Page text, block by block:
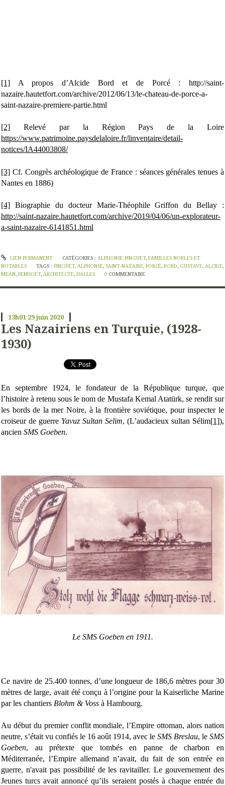
[1] A propos d’Alcide Bord et de Porcé : http://saint-
nazaire.hautetfort.com/archive/2012/06/13/le-chateau-de-porce-a-
saint-nazaire-premiere-partie.html
[2]
Relevé par la Région Pays de la Loire
https://www.patrimoine.paysdelaloire.fr/linventaire/detail-
notices/IA44003808/
[3] Cf. Congrès archéologique de France : séances générales tenues à
Nantes en 1886)
[4] Biographie du docteur Marie-Théophile Griffon du Bellay :
http://saint-nazaire.hautetfort.com/archive/2019/04/06/un-explorateur-
a-saint-nazaire-6141851.html
LIEN PERMANENT CATÉGORIES : ALPHONSE PINGUET, FAMILLES NOBLES ET
NOTABLES
TAGS :PINGUET,ALPHONSE, SAINT-NAZAIRE,PORCÉ,BORD, GUSTAVE,ALCIDE,
MEAN, PENHOET, ARCHITECTE, HALLES 0 COMMENTAIRE
13h01 29juin 2020
Les Nazairiens en Turquie, (1928-
1930)
En septembre 1924, le fondateur de la République turque, que
l’histoire à retenu sous le nom de Mustafa Kemal Atatürk, se rendit sur
les bords de la mer Noire, à la frontière soviétique, pour inspecter le
croiseur de guerre Yavuz Sultan Selim, (L’audacieux sultan Sélim[1]),
ancien SMS Goeben.
Le SMS Goeben en 1911.
Ce navire de 25.400 tonnes, d’une longueur de 186,6 mètres pour 30
mètres de large, avait été conçu à l’origine pour la Kaiserliche Marine
par les chantiers Blohm & Voss à Hambourg.
Au début du premier conflit mondiale, l’Empire ottoman, alors nation
neutre, s’était vu confiés le 16 août 1914, avec le SMS Breslau, le SMS
Goeben, au prétexte que tombés en panne de charbon en
Méditerranée, l’Empire allemand n’avait, du fait de son entrée en
guerre, n'avait pas possibilité de les ravitailler. Le gouvernement des
Jeunes turcs avait annoncé qu’ils seraient postés à chaque entrée du